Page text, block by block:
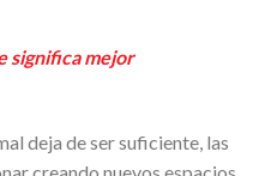
significa mejor
deja de ser suficiente, las
creando nuevos espacios